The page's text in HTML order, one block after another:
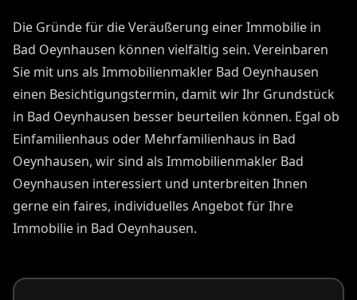
Die Gründe für die Veräußerung einer Immobilie in
Bad Oeynhausen können vielfältig sein. Vereinbaren
Sie mit uns als Immobilienmakler Bad Oeynhausen
einen Besichtigungstermin, damit wir Ihr Grundstück
in Bad Oeynhausen besser beurteilen können. Egal ob
Einfamilienhaus oder Mehrfamilienhaus in Bad
Oeynhausen, wir sind als Immobilienmakler Bad
Oeynhausen interessiert und unterbreiten Ihnen
gerne ein faires, individuelles Angebot für Ihre
Immobilie in Bad Oeynhausen.